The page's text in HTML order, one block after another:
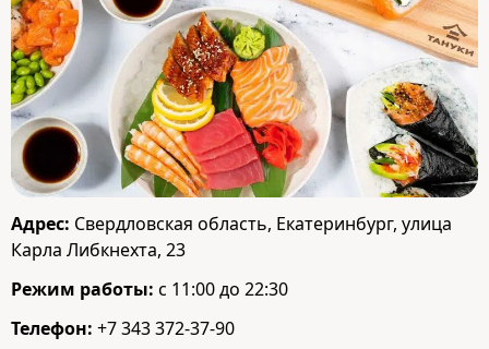
Адрес: Свердловская область, Екатеринбург, улица
Карла Либкнехта, 23
Режим работы: с 11:00 до 22:30
Телефон: +7 343 372-37-90